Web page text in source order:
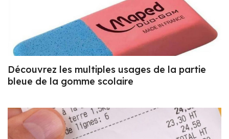
Découvrez les multiples usages de la partie
bleue de la gomme scolaire